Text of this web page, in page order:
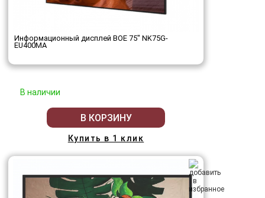
Информационный дисплей BOE 75" NK75G-
EU400MA
В наличии
В КОРЗИНУ
Купить в 1 клик